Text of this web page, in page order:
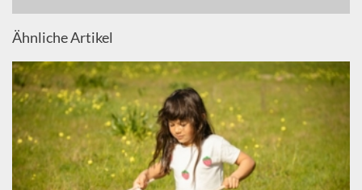
Ähnliche Artikel